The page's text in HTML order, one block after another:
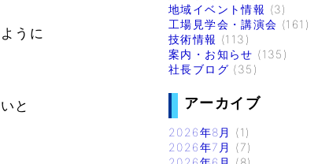
うに
と
地域イベント情報 (3)
工場見学会・講演会 (161)
技術情報 (113)
案内・お知らせ (135)
社長ブログ (35)
アーカイブ
2026年8月
(1)
2026年7月
(7)